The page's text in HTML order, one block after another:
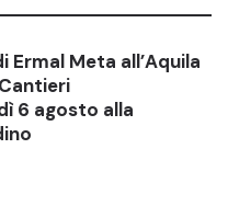
Meta all’Aquila
6 agosto alla